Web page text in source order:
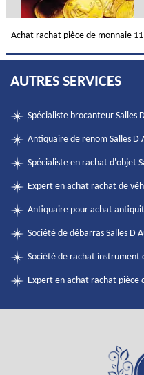
Achat rachat pièce de monnaie 11
AUTRES SERVICES
Spécialiste brocanteur Salles
Antiquaire de renom Salles D
Spécialiste en rachat d'objet
Expert en achat rachat de
Antiquaire pour achat
Société de débarras Salles D
Société de rachat instrument
Expert en achat rachat pièce